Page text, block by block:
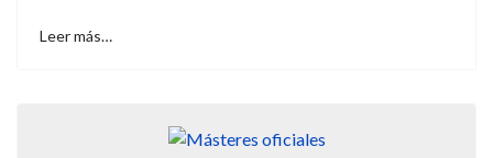
Leer más…